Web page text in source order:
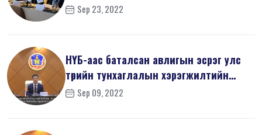
Sep 23, 2022
НҮБ-аас баталсан авлигын эсрэг улс
төрийн тунхаглалын хэрэгжилтийн
тал...Sep 09, 2022